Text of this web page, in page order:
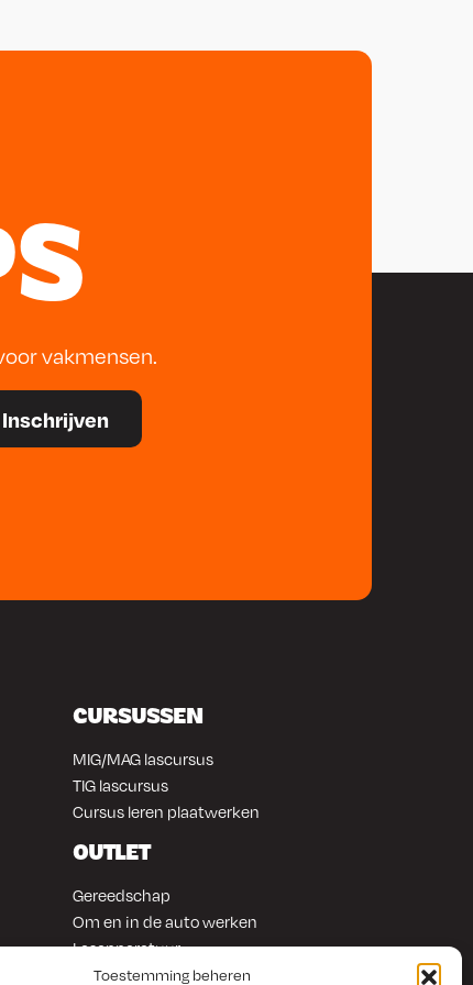
Toestemming beheren
vakmensen.
CURSUSSEN
MIG/MAG lascursus
TIG lascursus
Cursus leren plaatwerken
OUTLET
Gereedschap
Om en in de auto werken
Lasapparatuur
Overige producten